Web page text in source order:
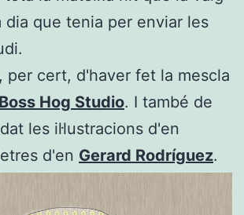
dia que tenia per enviar les
per cert, d'haver fet la mescla
Boss Hog Studio. I també de
les il·lustracions d'en
d'en Gerard Rodríguez.